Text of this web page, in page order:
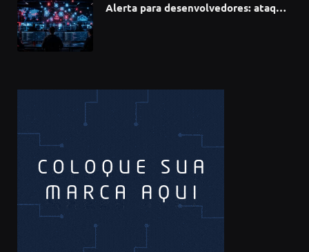
Alerta para desenvolvedores: ataque